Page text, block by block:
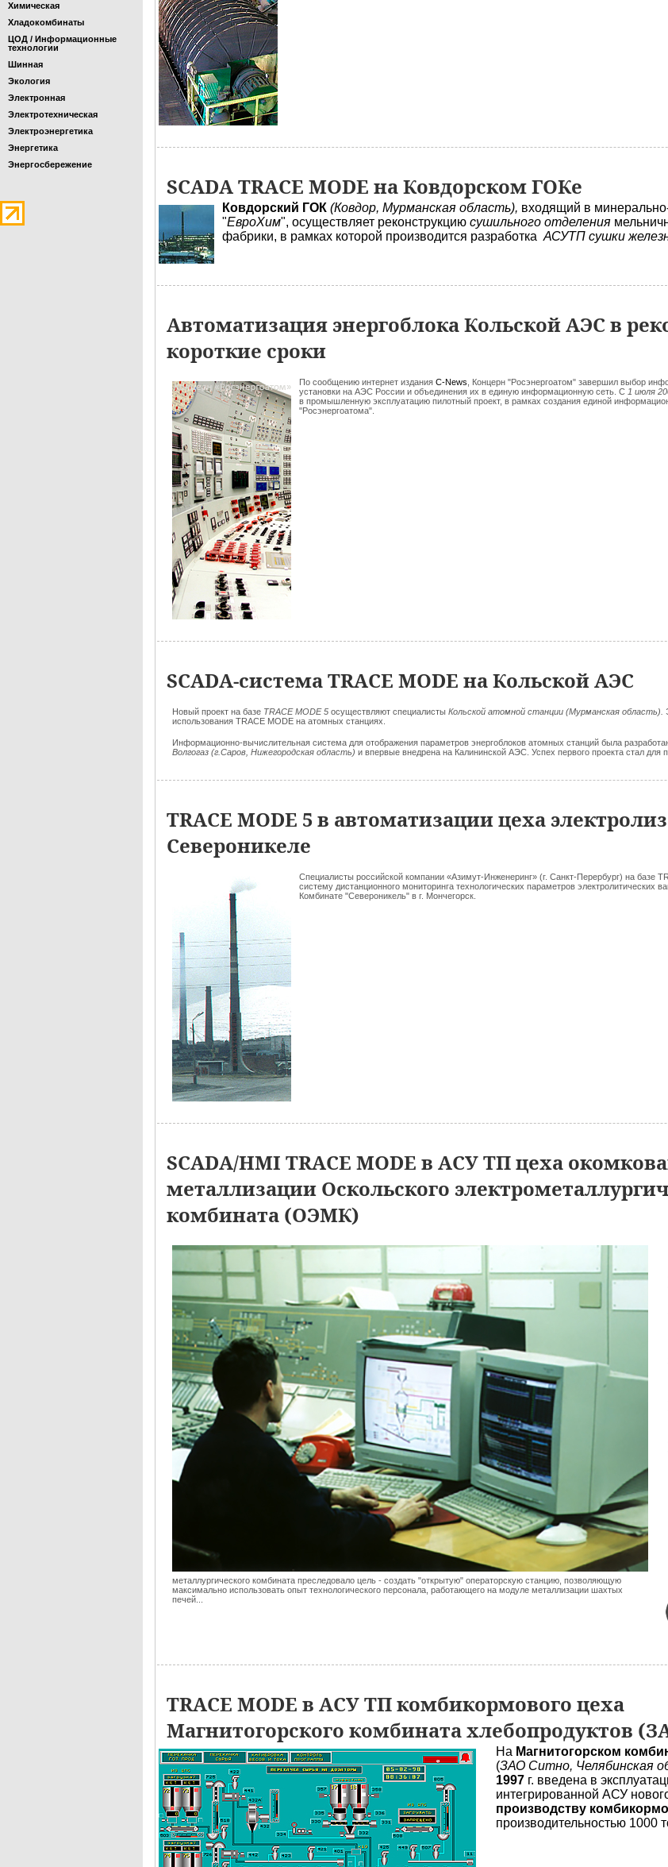
Химическая
Хладокомбинаты
ЦОД / Информационные
технологии
Шинная
Экология
Электронная
Электротехническая
Электроэнергетика
Энергетика
Энергосбережение
SCADA TRACE MODE на Ковдорском ГОКе
Ковдорский ГОК (Ковдор, Мурманская область), входящий в
"ЕвроХим", осуществляет реконструкцию сушильного отделения
фабрики, в рамках которой производится разработка АСУТП сушки
Автоматизация энергоблока Кольской АЭС в
короткие сроки
По сообщению интернет издания C-News , Концерн "Росэнергоатом" завершил выбор
установки на АЭС России и объединения их в единую информационную сеть. С 1 июля
в промышленную эксплуатацию пилотный проект, в рамках создания единой
"Росэнергоатома".
SCADA-система TRACE MODE на Кольской АЭС
Новый проект на базе TRACE MODE 5 осуществляют специалисты Кольской атомной станции (Мурманская область).
использования TRACE MODE на атомных станциях.
Информационно-вычислительная система для отображения параметров энергоблоков атомных станций была
Волгогаз (г.Саров, Нижегородская область) и впервые внедрена на Калининской АЭС. Успех первого проекта стал для
TRACE MODE 5 в автоматизации цеха
Североникеле
Специалисты российской компании «Азимут-Инженеринг» (г. Санкт-Перербург) на базе
систему дистанционного мониторинга технологических параметров электролитических
Комбинате "Североникель" в г. Мончегорск.
SCADA/HMI TRACE MODE в АСУ ТП цеха
металлизации Оскольского
комбината (ОЭМК)
металлургического комбината преследовало цель - создать "открытую" операторскую станцию, позволяющую
максимально использовать опыт технологического персонала, работающего на модуле металлизации шахтых
печей...
TRACE MODE в АСУ ТП комбикормового цеха
Магнитогорского комбината хлебопродуктов
На Магнитогорском
(ЗАО Ситно, Челябинская
1997 г. введена в
интегрированной АСУ
производству комбикормо
производительностью 1000